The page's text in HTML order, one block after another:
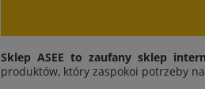
Sklep ASEE to zaufany sklep
produktów, który zaspokoi potrzeby